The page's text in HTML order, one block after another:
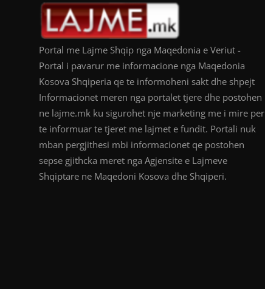
Portal me Lajme Shqip nga Maqedonia e Veriut -
Portal i pavarur me informacione nga Maqedonia
Kosova Shqiperia qe te informoheni sakt dhe shpejt
Informacionet meren nga portalet tjere dhe postohen
ne lajme.mk ku sigurohet nje marketing me i mire per
te informuar te tjeret me lajmet e fundit. Portali nuk
mban pergjithesi mbi informacionet qe postohen
sepse gjithcka meret nga Agjensite e Lajmeve
Shqiptare ne Maqedoni Kosova dhe Shqiperi.